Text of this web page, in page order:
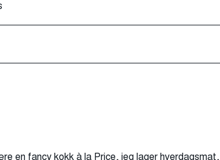
en fancy kokk à la Price, jeg lager hverdagsmat,